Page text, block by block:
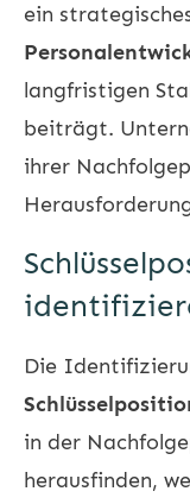
ein
langfristigen
beiträgt.
ihrer
Die
in der
herausfinden,